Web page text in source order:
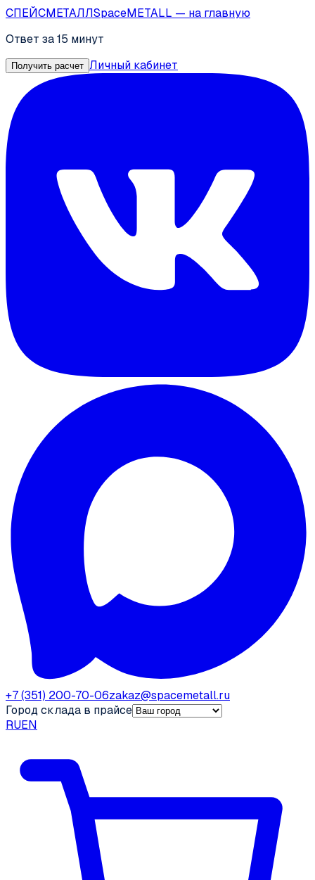
СПЕЙСМЕТАЛЛSpaceMETALL — на главную
Ответ за 15 минут
Получить расчет Личный кабинет
+7 (351) 200-70-06zakaz@spacemetall.ru
Город склада в прайсе
RUEN